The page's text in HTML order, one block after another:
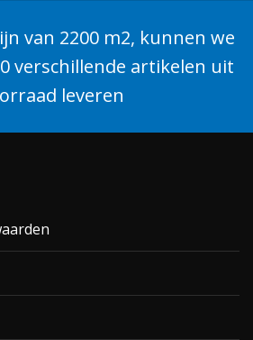
van 2200 m2, kunnen we
verschillende artikelen uit
leveren